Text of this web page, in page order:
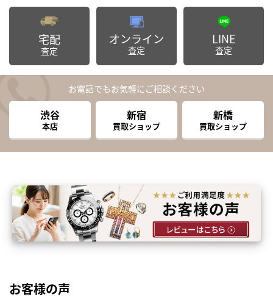
宅配
査定
オンライン
査定
LINE
査定
お電話でもお気軽にご相談ください
渋谷
本店
新宿
買取ショップ
新橋
買取ショップ
お客様の声